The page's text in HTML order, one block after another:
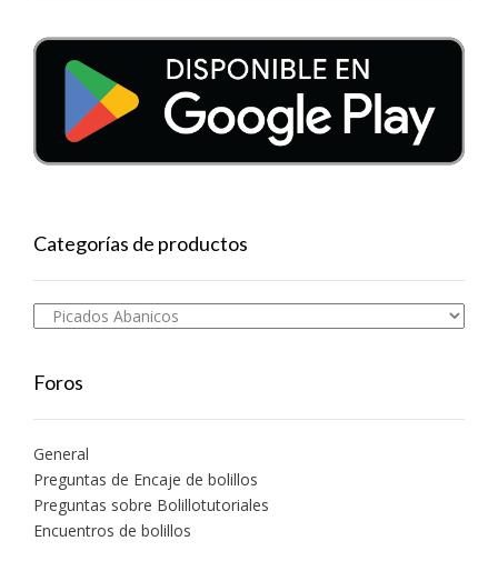
Categorías de productos
Foros
General
Preguntas de Encaje de bolillos
Preguntas sobre Bolillotutoriales
Encuentros de bolillos